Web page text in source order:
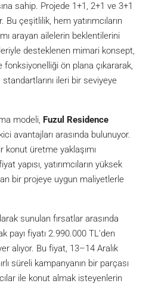
sahip. Projede 1+1, 2+1 ve 3+1
Bu çeşitlilik, hem yatırımcıların
arayan ailelerin beklentilerini
desteklenen mimari konsept,
ön plana çıkararak,
ileri bir seviyeye
modeli, Fuzul Residence
avantajları arasında bulunuyor.
konut üretme yaklaşımı
yapısı, yatırımcıların yüksek
bir projeye uygun maliyetlerle
sunulan fırsatlar arasında
payı fiyatı 2.990.000 TL’den
alıyor. Bu fiyat, 13–14 Aralık
süreli kampanyanın bir parçası
ile konut almak isteyenlerin